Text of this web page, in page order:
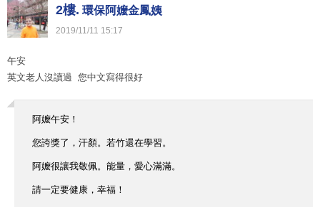
2樓. 環保阿嬤金鳳姨
2019/11/11 15:17
午安
英文老人沒讀過 您中文寫得很好
阿嬤午安！
您誇獎了，汗顏。若竹還在學習。
阿嬤很讓我敬佩。能量，愛心滿滿。
請一定要健康，幸福！